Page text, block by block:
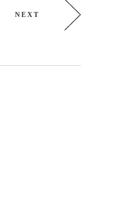
NEXT